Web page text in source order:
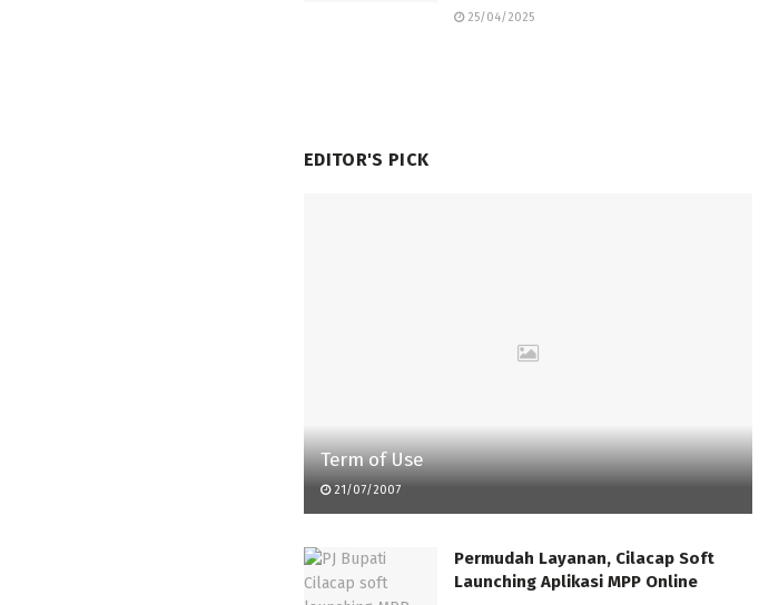
25/04/2025
EDITOR'S PICK
Term of Use
21/07/2007
Permudah Layanan, Cilacap Soft
Launching Aplikasi MPP Online